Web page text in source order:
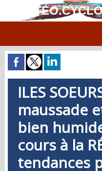
ILES
maussade
bien
cours à la
tendances